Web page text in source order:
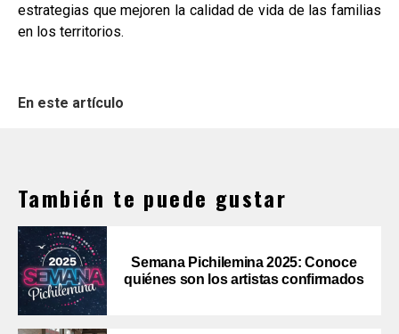
estrategias que mejoren la calidad de vida de las familias
en los territorios.
En este artículo
También te puede gustar
Semana Pichilemina 2025: Conoce
quiénes son los artistas confirmados